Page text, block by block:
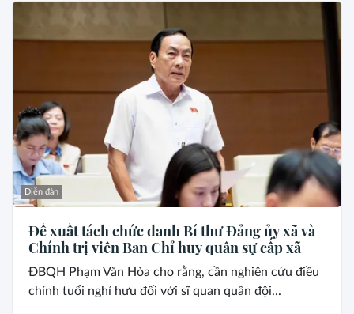
Diễn đàn
Đề xuất tách chức danh Bí thư Đảng ủy xã và
Chính trị viên Ban Chỉ huy quân sự cấp xã
ĐBQH Phạm Văn Hòa cho rằng, cần nghiên cứu điều
chỉnh tuổi nghỉ hưu đối với sĩ quan quân đội...